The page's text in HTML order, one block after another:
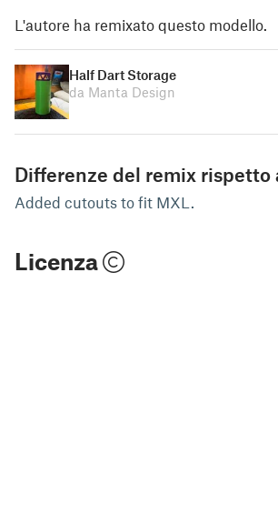
L'autore ha remixato questo modello.
Half Dart Storage
da Manta Design
Differenze del remix rispetto
Added cutouts to fit MXL.
Licenza